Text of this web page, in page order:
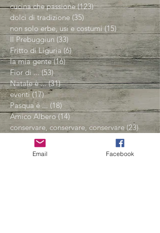
cucina che passione (123)123 post
dolci di tradizione (35) 35 post
non solo erbe, usi e costumi (15)15 post
Il Prebuggiun (33) 33 post
Fritto di Liguria (6)6 post
la mia gente (16)16 post
Fior di ... (53)53 post
Natale è ... (31)31 post
eventi (17)17 post
Pasqua è ... (18) 18 post
Amico Albero (14) 14 post
conservare, conservare, conservare (23)23 post
Spezie e aromi
i luoghi del cuore
Email Facebook